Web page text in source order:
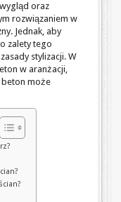
oraz
rozwiązaniem w
Jednak, aby
zalety tego
stylizacji. W
w aranżacji,
beton może